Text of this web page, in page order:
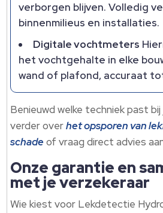
verborgen blijven.​ Volledig
binnenmilieus en installaties.​
Digitale vochtmeters
het vochtgehalte in elke
wand of plafond, accuraat
Benieuwd welke techniek past
verder overhet opsporen van
schade of vraag direct advies
Onze garantie en
met je verzekeraar
Wie kiest voor Lekdetectie